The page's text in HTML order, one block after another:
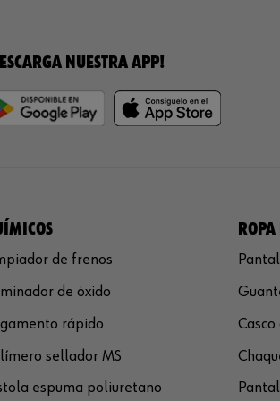
NUESTRA APP!
de frenos
de óxido
rápido
sellador MS
espuma poliuretano